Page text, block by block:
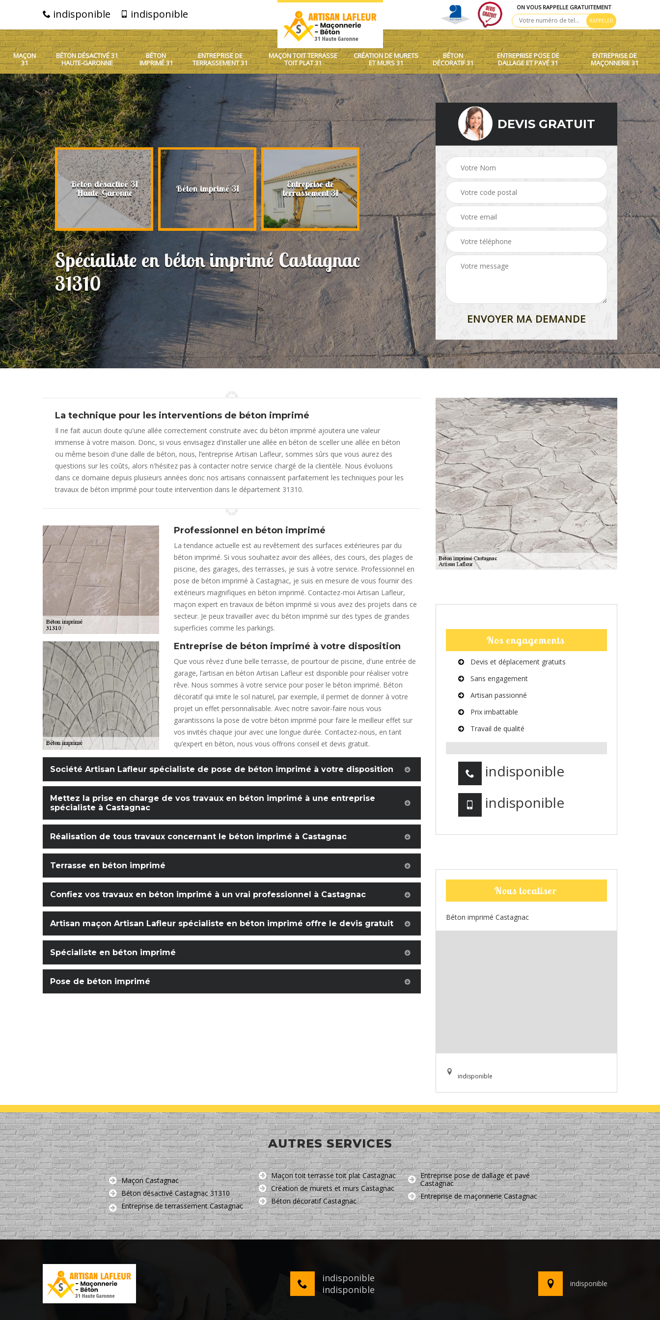
indisponible indisponible
ON VOUS RAPPELLE GRATUITEMENT
MAÇON
31
BÉTON DÉSACTIVÉ 31
HAUTE-GARONNE
BÉTON
IMPRIMÉ 31
ENTREPRISE DE
TERRASSEMENT 31
MAÇON TOIT TERRASSE
TOIT PLAT 31
CRÉATION DE MURETS
ET MURS 31
BÉTON
DÉCORATIF 31
ENTREPRISE POSE DE
DALLAGE ET PAVÉ 31
ENTREPRISE DE
MAÇONNERIE 31
31 Béton désactivé 31
Haute-Garonne Béton imprimé 31 Entreprise de
terrassement 31
Maçon toit terrasse toit
plat 31
Création de murets et
murs 31 Béton décoratif 31
Spécialiste en béton imprimé Castagnac
31310
DEVIS GRATUIT
La technique pour les interventions de béton imprimé
Il ne fait aucun doute qu'une allée correctement construite avec du béton imprimé ajoutera une valeur
immense à votre maison. Donc, si vous envisagez d'installer une allée en béton de sceller une allée en béton
ou même besoin d'une dalle de béton, nous, l’entreprise Artisan Lafleur, sommes sûrs que vous aurez des
questions sur les coûts, alors n'hésitez pas à contacter notre service chargé de la clientèle. Nous évoluons
dans ce domaine depuis plusieurs années donc nos artisans connaissent parfaitement les techniques pour les
travaux de béton imprimé pour toute intervention dans le département 31310.
Professionnel en béton imprimé
La tendance actuelle est au revêtement des surfaces extérieures par du
béton imprimé. Si vous souhaitez avoir des allées, des cours, des plages de
piscine, des garages, des terrasses, je suis à votre service. Professionnel en
pose de béton imprimé à Castagnac, je suis en mesure de vous fournir des
extérieurs magnifiques en béton imprimé. Contactez-moi Artisan Lafleur,
maçon expert en travaux de béton imprimé si vous avez des projets dans ce
secteur. Je peux travailler avec du béton imprimé sur des types de grandes
superficies comme les parkings.
Entreprise de béton imprimé à votre disposition
Que vous rêvez d'une belle terrasse, de pourtour de piscine, d'une entrée de
garage, l’artisan en béton Artisan Lafleur est disponible pour réaliser votre
rêve. Nous sommes à votre service pour poser le béton imprimé. Béton
décoratif qui imite le sol naturel, par exemple, il permet de donner à votre
projet un effet personnalisable. Avec notre savoir-faire nous vous
garantissons la pose de votre béton imprimé pour faire le meilleur effet sur
vos invités chaque jour avec une longue durée. Contactez-nous, en tant
qu’expert en béton, nous vous offrons conseil et devis gratuit.
Société Artisan Lafleur spécialiste de pose de béton imprimé à votre disposition
Mettez la prise en charge de vos travaux en béton imprimé à une entreprise
spécialiste à Castagnac
Réalisation de tous travaux concernant le béton imprimé à Castagnac
Terrasse en béton imprimé
Confiez vos travaux en béton imprimé à un vrai professionnel à Castagnac
Artisan maçon Artisan Lafleur spécialiste en béton imprimé offre le devis gratuit
Spécialiste en béton imprimé
Pose de béton imprimé
Nos engagements
Devis et déplacement gratuits
Sans engagement
Artisan passionné
Prix imbattable
Travail de qualité
indisponible
indisponible
Nous localiser
Béton imprimé Castagnac
indisponible
AUTRES SERVICES
Maçon Castagnac
Béton désactivé Castagnac 31310
Entreprise de terrassement Castagnac
Maçon toit terrasse toit plat Castagnac
Création de murets et murs Castagnac
Béton décoratif Castagnac
Entreprise pose de dallage et pavé
Castagnac
Entreprise de maçonnerie Castagnac
indisponible
indisponible
indisponible